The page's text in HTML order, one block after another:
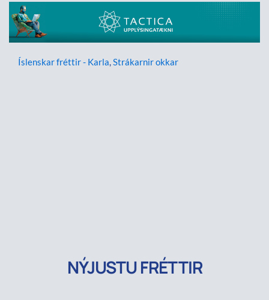
Íslenskar fréttir - Karla,Strákarnir okkar
NÝJUSTU FRÉTTIR